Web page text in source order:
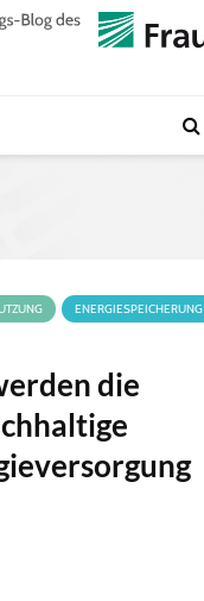
ENERGIESPEICHERUNG
die